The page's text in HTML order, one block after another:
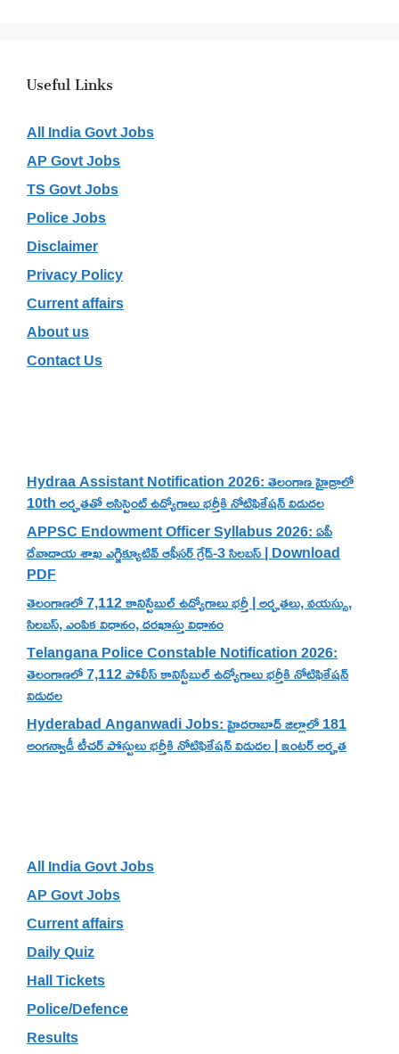
Useful Links
All India Govt Jobs
AP Govt Jobs
TS Govt Jobs
Police Jobs
Disclaimer
Privacy Policy
Current affairs
About us
Contact Us
Hydraa Assistant Notification 2026: తెలంగాణ హైడ్రాలో
10th అర్హతతో అసిస్టెంట్ ఉద్యోగాలు భర్తీకి నోటిఫికేషన్ విడుదల
APPSC Endowment Officer Syllabus 2026: ఏపీ
దేవాదాయ శాఖ ఎగ్జిక్యూటివ్ ఆఫీసర్ గ్రేడ్-3 సిలబస్ | Download
PDF
తెలంగాణలో 7,112 కానిస్టేబుల్ ఉద్యోగాలు భర్తీ | అర్హతలు, వయస్సు,
సిలబస్, ఎంపిక విధానం, దరఖాస్తు విధానం
Telangana Police Constable Notification 2026:
తెలంగాణలో 7,112 పోలీస్ కానిస్టేబుల్ ఉద్యోగాలు భర్తీకి నోటిఫికేషన్
విడుదల
Hyderabad Anganwadi Jobs: హైదరాబాద్ జిల్లాలో 181
అంగన్వాడీ టీచర్ పోస్టులు భర్తీకి నోటిఫికేషన్ విడుదల | ఇంటర్ అర్హత
All India Govt Jobs
AP Govt Jobs
Current affairs
Daily Quiz
Hall Tickets
Police/Defence
Results